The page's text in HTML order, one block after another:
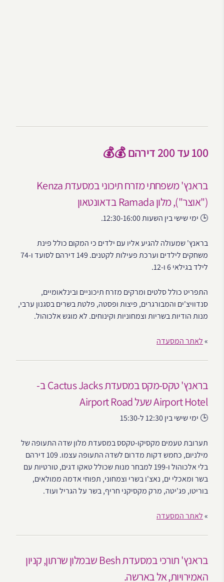
100 עד 200 דירהם 💰💰
בראנץ' משפחתי מזרח תיכוני במסעדת Kenza
("אוצר"), מלון Ramada בדאונטאון
🕒 ימי שישי בין השעות 12:30-16:00.
בראנץ' שמעולה להגיע אליו עם ילדים כי המקום כולל פינת
משחקים לילדים וערכת פעילות לקטנים. 149 דירהם לסועד ו-74
לילד בגילאי 6 ו-12.
התפריט כולל סלטים ומרקים מזרח תיכוניים ובינלאומיים,
סנדוויצ'ים והמבורגרים, פיצות ופסטה, פלטת בשרים בסגנון ערבי,
מנות הודיות בשריות וצמחוניות וקינוחים. לא מוגש אלכוהול.
»לאתר המסעדה
בראנץ' טקס-מקס במסעדת Cactus Jacks ב-
Airport Hotel שעל Airport Road
🕒 ימי שישי בין 12:30 ל-15:30
תערובת טעמים מקסיקו-טקסס במסעדת מלון שדה התעופה של
מילניום, כחמש דקות מדרום לשדה התעופה עצמו. 109 דירהם
בלי אלכוהול ו-199 למבחר מנות שכולל טאקו דגים, טורטיות עם
בשר ומאכלי ים, נאצ'ו בשרי וצמחוני, תפוחי אדמה ממולאים,
בוריטו, פג'יטה, מרק מקסיקני חריף, בשר על הגריל ועוד.
»לאתר המסעדה
בראנץ' תורכי במסעדת Besh שבמלון שרתון, קניון
האמירויות, אל בארשה.